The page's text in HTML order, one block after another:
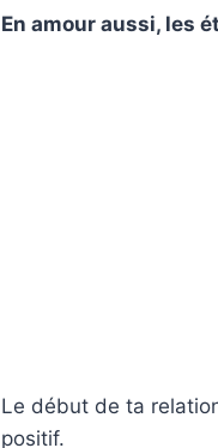
En amour aussi, les
Le début de ta
positif.